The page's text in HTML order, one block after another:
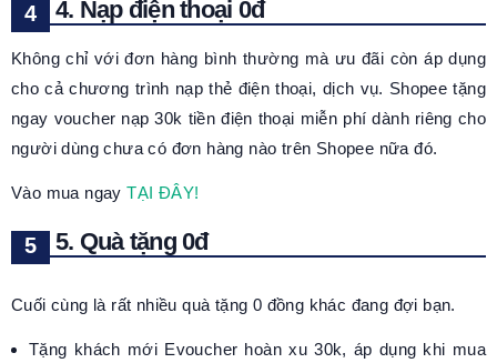
4. Nạp điện thoại 0đ
Không chỉ với đơn hàng bình thường mà ưu đãi còn áp dụng
cho cả chương trình nạp thẻ điện thoại, dịch vụ. Shopee tặng
ngay voucher nạp 30k tiền điện thoại miễn phí dành riêng cho
người dùng chưa có đơn hàng nào trên Shopee nữa đó.
Vào mua ngayTẠI ĐÂY!
5. Quà tặng 0đ
Cuối cùng là rất nhiều quà tặng 0 đồng khác đang đợi bạn.
Tặng khách mới Evoucher hoàn xu 30k, áp dụng khi mua